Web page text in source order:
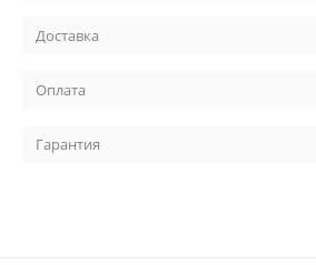
Доставка
Оплата
Гарантия